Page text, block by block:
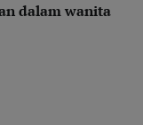
dalam wanita